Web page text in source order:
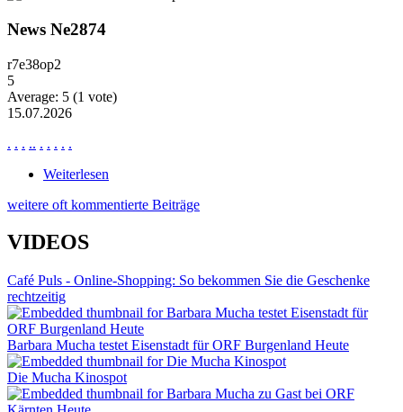
News Ne2874
r7e38op2
5
Average: 5 (1 vote)
15.07.2026
. . . .. . . . . .
Weiterlesen
weitere oft kommentierte Beiträge
VIDEOS
Café Puls - Online-Shopping: So bekommen Sie die Geschenke
rechtzeitig
Barbara Mucha testet Eisenstadt für ORF Burgenland Heute
Die Mucha Kinospot